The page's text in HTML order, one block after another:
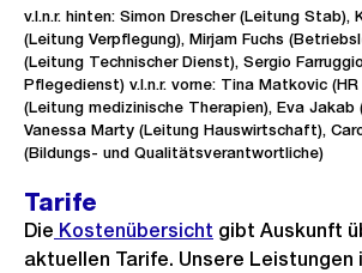
v.l.n.r. hinten: Simon Drescher (Leitung Stab),
(Leitung Verpflegung), Mirjam Fuchs
(Leitung Technischer Dienst), Sergio
Pflegedienst) v.l.n.r. vorne: Tina Matkovic
(Leitung medizinische Therapien), Eva Jakab
Vanessa Marty (Leitung Hauswirtschaft),
(Bildungs- und Qualitätsverantwortliche)
Tarife
Die Kostenübersicht gibt Auskunft
aktuellen Tarife. Unsere Leistungen